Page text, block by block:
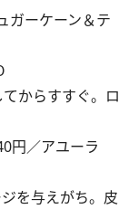
ガーケーン＆テ
からすすぐ。ロ
円／アユーラ
を与えがち。皮